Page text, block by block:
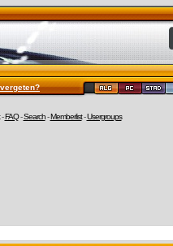
-FAQ-Search-Memberlist-Usergroups